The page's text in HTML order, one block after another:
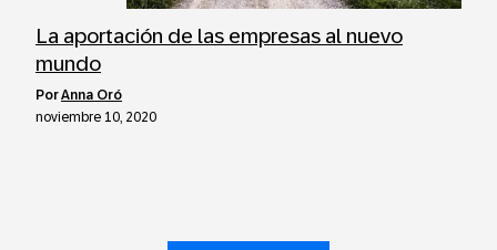
La aportación de las empresas al nuevo
mundo
porAnna Oró
noviembre 10, 2020